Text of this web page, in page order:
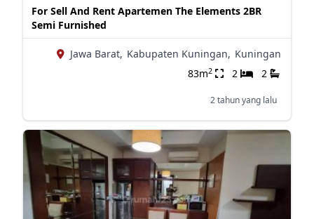
For Sell And Rent Apartemen The Elements 2BR
Semi Furnished
Jawa Barat, Kabupaten Kuningan, Kuningan
83m2 2 2
2 tahun yang lalu